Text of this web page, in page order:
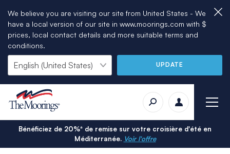
We believe you are visiting our site from United States - We
have a local version of our site in www.moorings.com with $
prices, local contact details and more suitable terms and
conditions.
UPDATE
Bénéficiez de 20%* de remise sur votre croisière d'été en
Méditerranée. Voir l'offre